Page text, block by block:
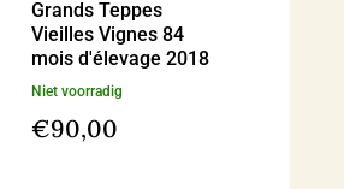
Grands Teppes
Vieilles Vignes 84
mois d'élevage 2018
Niet voorradig
€90,00